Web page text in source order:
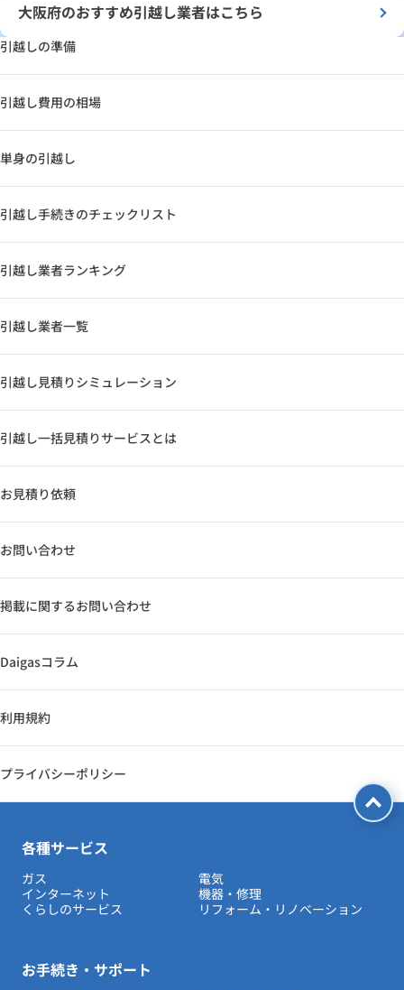
大阪府のおすすめ引越し業者はこちら
引越しの準備
引越し費用の相場
単身の引越し
引越し手続きのチェックリスト
引越し業者ランキング
引越し業者一覧
引越し見積りシミュレーション
引越し一括見積りサービスとは
お見積り依頼
お問い合わせ
掲載に関するお問い合わせ
Daigasコラム
利用規約
プライバシーポリシー
各種サービス
ガス
電気
インターネット
機器・修理
くらしのサービス
リフォーム・リノベーション
お手続き・サポート